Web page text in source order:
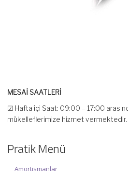
MESAİ SAATLERİ
☑ Hafta içi Saat: 09:00 – 17:00
mükelleflerimize hizmet vermektedir.
teşekkür ederiz.
Pratik Menü
Amortismanlar